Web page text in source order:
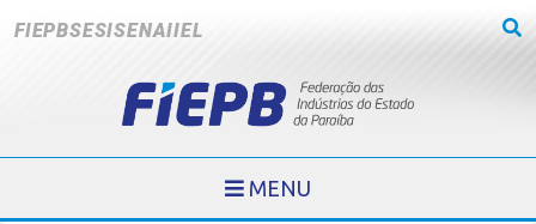
FIEPBSESISENAIIEL
MENU